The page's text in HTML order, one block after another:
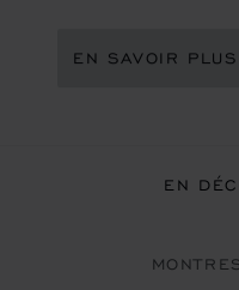
EN SAVOIR PLUS
EN